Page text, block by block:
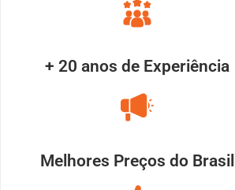
+ 20 anos de Experiência
Melhores Preços do Brasil